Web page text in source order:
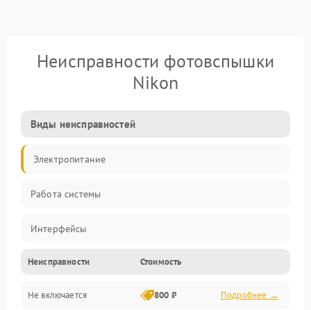
Неисправности фотовспышки
Nikon
Виды неисправностей
Электропитание
Работа системы
Интерфейсы
Электронные компоненты
Корпус/Герметичность
Неисправности Стоимость
Не включается 800 ₽ Подробнее →